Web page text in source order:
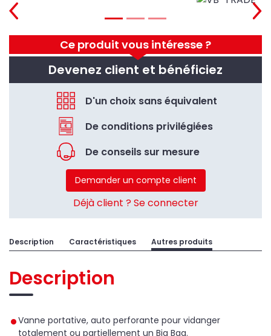
Ce produit vous intéresse ?
Devenez client et bénéficiez
D'un choix sans équivalent
De conditions privilégiées
De conseils sur mesure
Demander un compte client
Déjà client ? Se connecter
Description Caractéristiques Autres produits
Description
Vanne portative, auto perforante pour vidanger
totalement ou partiellement un Big Bag.